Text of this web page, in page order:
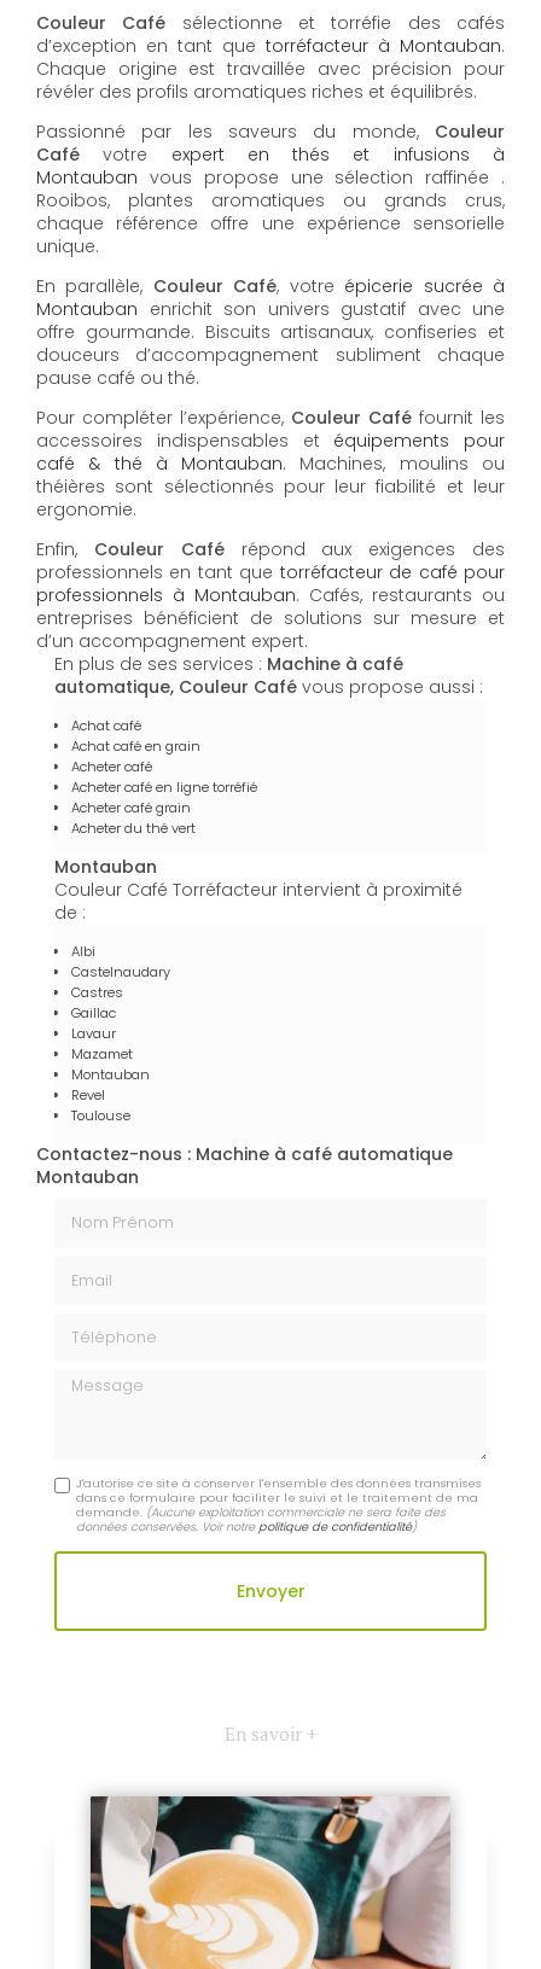
Couleur Café sélectionne et torréfie des cafés
d’exception en tant que torréfacteur à Montauban.
Chaque origine est travaillée avec précision pour
révéler des profils aromatiques riches et équilibrés.
Passionné par les saveurs du monde, Couleur
Café votre expert en thés et infusions à
Montauban vous propose une sélection raffinée .
Rooibos, plantes aromatiques ou grands crus,
chaque référence offre une expérience sensorielle
unique.
En parallèle, Couleur Café, votre épicerie sucrée à
Montauban enrichit son univers gustatif avec une
offre gourmande. Biscuits artisanaux, confiseries et
douceurs d’accompagnement subliment chaque
pause café ou thé.
Pour compléter l’expérience, Couleur Café fournit les
accessoires indispensables et équipements pour
café & thé à Montauban. Machines, moulins ou
théières sont sélectionnés pour leur fiabilité et leur
ergonomie.
Enfin, Couleur Caférépond aux exigences des
professionnels en tant que torréfacteur de café pour
professionnels à Montauban. Cafés, restaurants ou
entreprises bénéficient de solutions sur mesure et
d’un accompagnement expert.
En plus de ses services : Machine à café
automatique, Couleur Café vous propose aussi :
Achat café
Achat café en grain
Acheter café
Acheter café en ligne torréfié
Acheter café grain
Acheter du thé vert
Montauban
Couleur Café Torréfacteur intervient à proximité
de :
Albi
Castelnaudary
Castres
Gaillac
Lavaur
Mazamet
Montauban
Revel
Toulouse
Contactez-nous : Machine à café automatique
Montauban
Message
J'autorise ce site à conserver l'ensemble des données transmises
dans ce formulaire pour faciliter le suivi et le traitement de ma
demande. (Aucune exploitation commerciale ne sera faite des
données conservées. Voir notrepolitique de confidentialité)
En savoir +